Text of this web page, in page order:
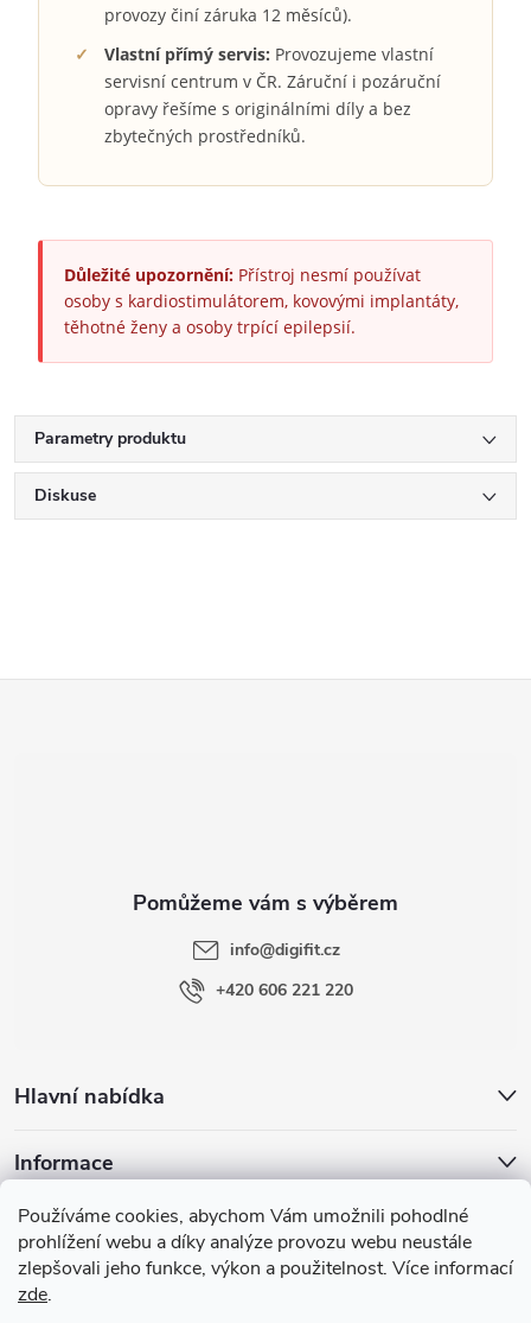
Používáme cookies, abychom Vám umožnili pohodlné
prohlížení webu a díky analýze provozu webu neustále
zlepšovali jeho funkce, výkon a použitelnost. Více informací
zde.
provozy činí záruka 12 měsíců).
✓
Vlastní přímý servis: Provozujeme vlastní
servisní centrum v ČR. Záruční i pozáruční
opravy řešíme s originálními díly a bez
zbytečných prostředníků.
Důležité upozornění: Přístroj nesmí používat
osoby s kardiostimulátorem, kovovými implantáty,
těhotné ženy a osoby trpící epilepsií.
Parametry produktu
Diskuse
info@digifit.cz
+420 606 221 220
Hlavní nabídka
Informace
Blog